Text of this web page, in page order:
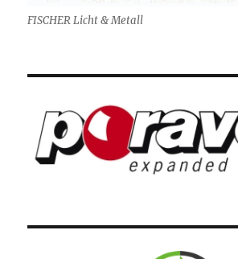
FISCHER Licht & Metall